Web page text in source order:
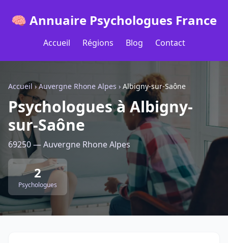
🧠 Annuaire Psychologues France
Accueil Régions Blog Contact
Accueil ›Auvergne Rhone Alpes › Albigny-sur-Saône
Psychologues à Albigny-
sur-Saône
69250 — Auvergne Rhone Alpes
2
Psychologues